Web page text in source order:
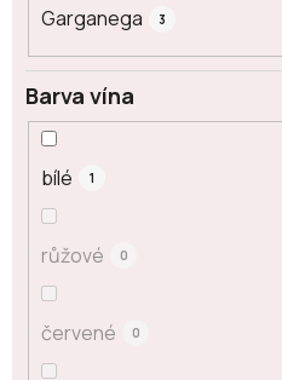
Garganega 3
Barva vína
bílé 1
růžové 0
červené 0